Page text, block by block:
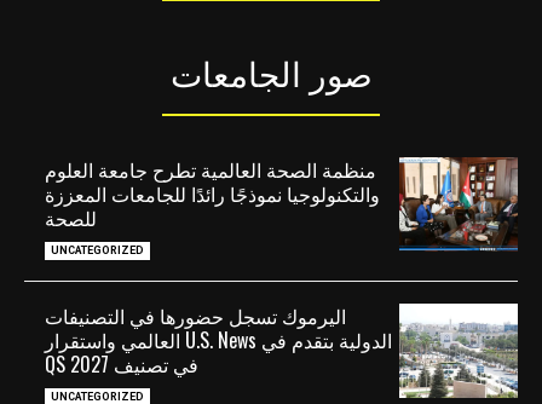
صور الجامعات
منظمة الصحة العالمية تطرح جامعة العلوم
والتكنولوجيا نموذجًا رائدًا للجامعات المعززة
للصحة
UNCATEGORIZED
اليرموك تسجل حضورها في التصنيفات
الدولية بتقدم في U.S. News العالمي واستقرار
في تصنيف QS 2027
UNCATEGORIZED